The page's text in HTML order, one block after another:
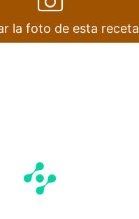
la foto de esta receta